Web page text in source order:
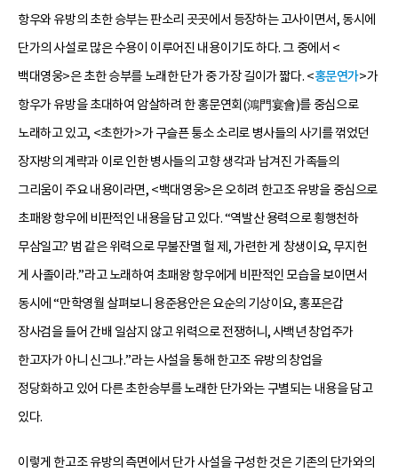
항우와 유방의 초한 승부는 판소리 곳곳에서 등장하는 고사이면서, 동시에
단가의 사설로 많은 수용이 이루어진 내용이기도 하다. 그 중에서 <
백대영웅>은 초한 승부를 노래한 단가 중 가장 길이가 짧다. <홍문연가>가
항우가 유방을 초대하여 암살하려 한 홍문연회(鴻門宴會)를 중심으로
노래하고 있고, <초한가>가 구슬픈 퉁소 소리로 병사들의 사기를 꺾었던
장자방의 계략과 이로 인한 병사들의 고향 생각과 남겨진 가족들의
그리움이 주요 내용이라면, <백대영웅>은 오히려 한고조 유방을 중심으로
초패왕 항우에 비판적인 내용을 담고 있다. “역발산 용력으로 횡행천하
무삼일고? 범 같은 위력으로 무불잔멸 헐 제, 가련한 게 창생이요, 무지헌
게 사졸이라.”라고 노래하여 초패왕 항우에게 비판적인 모습을 보이면서
동시에 “만학영월 살펴보니 용준용안은 요순의 기상이요, 홍포은갑
장사검을 들어 간배 일삼지 않고 위력으로 전쟁허니, 사백년 창업주가
한고자가 아니 신그나.”라는 사설을 통해 한고조 유방의 창업을
정당화하고 있어 다른 초한승부를 노래한 단가와는 구별되는 내용을 담고
있다.
이렇게 한고조 유방의 측면에서 단가 사설을 구성한 것은 기존의 단가와의